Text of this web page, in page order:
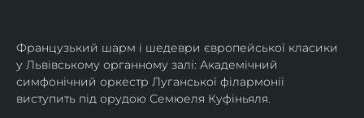
Французький шарм і шедеври європейської класики
у Львівському органному залі: Академічний
симфонічний оркестр Луганської філармонії
виступить під орудою Семюеля Куфіньяля.